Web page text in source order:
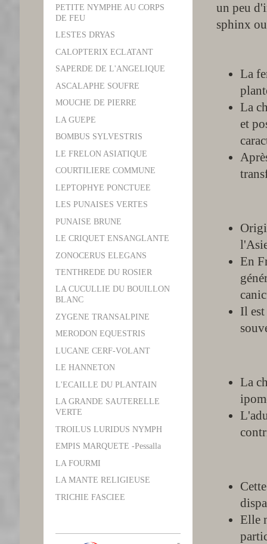
un peu
sphinx
La
La
et
En
Il
La
Elle
PETITE NYMPHE AU CORPS
DE FEU
LESTES DRYAS
CALOPTERIX ECLATANT
SAPERDE DE L'ANGELIQUE
ASCALAPHE SOUFRE
MOUCHE DE PIERRE
LA GUEPE
BOMBUS SYLVESTRIS
LE FRELON ASIATIQUE
COURTILIERE COMMUNE
LEPTOPHYE PONCTUEE
LES PUNAISES VERTES
PUNAISE BRUNE
LE CRIQUET ENSANGLANTE
ZONOCERUS ELEGANS
TENTHREDE DU ROSIER
LA CUCULLIE DU BOUILLON
BLANC
ZYGENE TRANSALPINE
MERODON EQUESTRIS
LUCANE CERF-VOLANT
LE HANNETON
L'ECAILLE DU PLANTAIN
LA GRANDE SAUTERELLE
VERTE
TROILUS LURIDUS NYMPH
EMPIS MARQUETE -Pessalla
LA FOURMI
LA MANTE RELIGIEUSE
TRICHIE FASCIEE